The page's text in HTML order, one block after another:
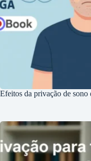
Efeitos da privação de sono